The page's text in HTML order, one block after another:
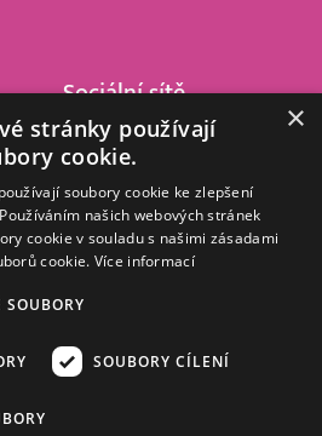
Sociální sítě
a.s. Všechna práva vyhrazena.
a dalších zpracovávaných údajů
×
stránky používají
cookie.
soubory cookie ke zlepšení
našich webových stránek
cookie v souladu s našimi zásadami
cookie. Více informací
SOUBORY
SOUBORY CÍLENÍ